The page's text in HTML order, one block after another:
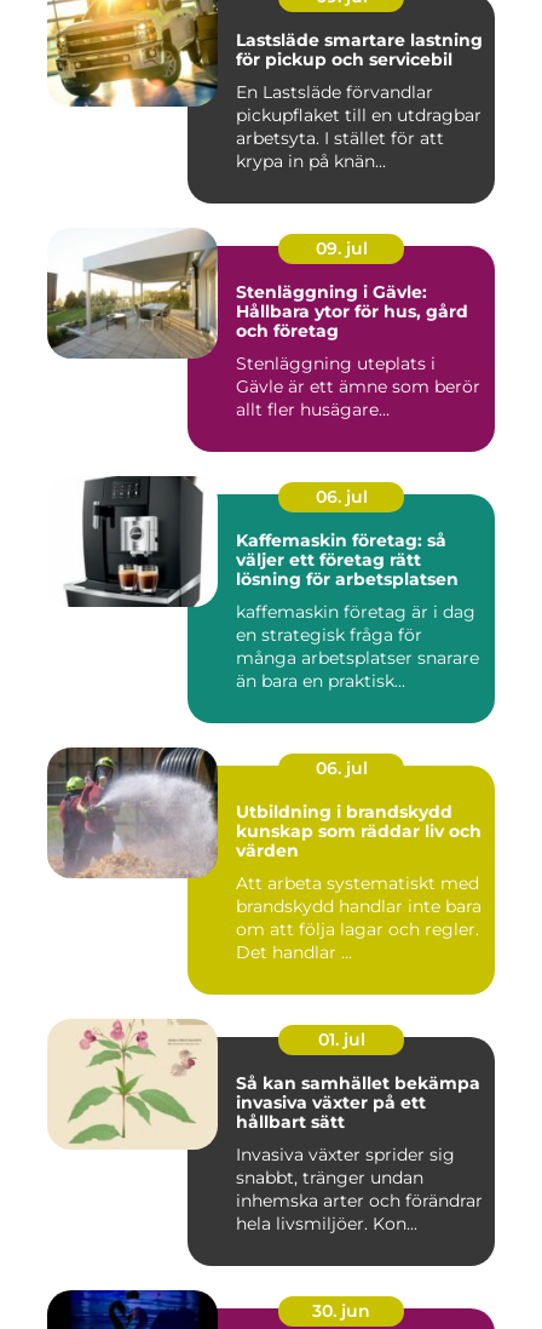
Lastsläde smartare lastning
för pickup och servicebil
En Lastsläde förvandlar
pickupflaket till en utdragbar
arbetsyta. I stället för att
krypa in på knän...
09. jul
Stenläggning i Gävle:
Hållbara ytor för hus, gård
och företag
Stenläggning uteplats i
Gävle är ett ämne som berör
allt fler husägare...
06. jul
Kaffemaskin företag: så
väljer ett företag rätt
lösning för arbetsplatsen
kaffemaskin företag är i dag
en strategisk fråga för
många arbetsplatser snarare
än bara en praktisk...
06. jul
Utbildning i brandskydd
kunskap som räddar liv och
värden
Att arbeta systematiskt med
brandskydd handlar inte bara
om att följa lagar och regler.
Det handlar ...
01. jul
Så kan samhället bekämpa
invasiva växter på ett
hållbart sätt
Invasiva växter sprider sig
snabbt, tränger undan
inhemska arter och förändrar
hela livsmiljöer. Kon...
30. jun